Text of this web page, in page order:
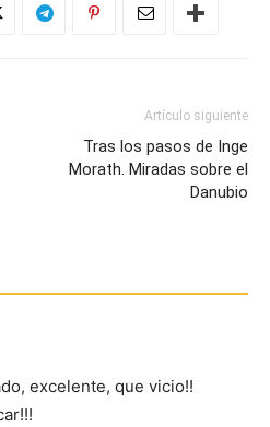
Artículo siguiente
Tras los pasos de Inge
Morath. Miradas sobre el
Danubio
excelente, que vicio!!